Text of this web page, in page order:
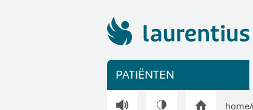
PATIËNTEN
V H home/